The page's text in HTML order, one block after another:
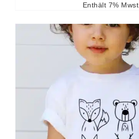
Enthält 7% Mwst.